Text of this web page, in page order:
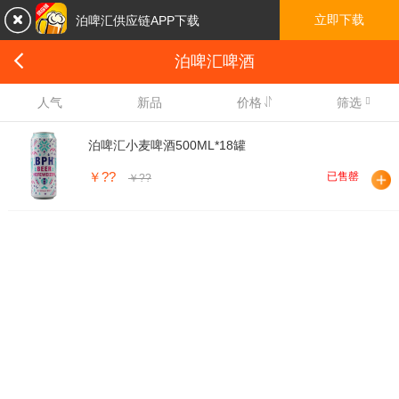
 泊啤汇啤酒
人气 新品 价格 筛选
泊啤汇小麦啤酒500ML*18罐
￥?? ￥?? 已售罄
 泊啤汇供应链APP下载 立即下载